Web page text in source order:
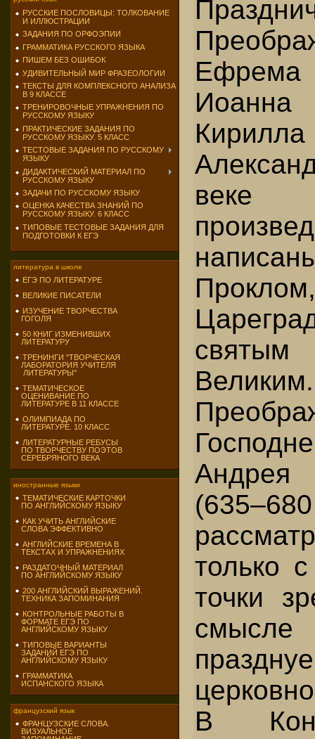
РУССКИЕ ПОСЛОВИЦЫ: ТОЛКОВАНИЕ
И ИЛЛЮСТРАЦИИ
ЗАДАНИЯ ПО ОРФОЭПИИ
ГРАММАТИКА РУССКОГО ЯЗЫКА
ПИШЕМ БЕЗ ОШИБОК
УДИВИТЕЛЬНЫЙ МИР ФРАЗЕОЛОГИИ
ТЕКСТЫ ДЛЯ КОМПЛЕКСНОГО АНАЛИЗА
В 9 КЛАССЕ
ТРЕНИРОВОЧНЫЕ УПРАЖНЕНИЯ ПО
РУССКОМУ ЯЗЫКУ
ПРАКТИЧЕСКИЕ ЗАДАНИЯ ПО
РУССКОМУ ЯЗЫКУ. 5 КЛАСС
ТЕСТОВЫЕ ЗАДАНИЯ ПО РУССКОМУ
ЯЗЫКУ
ДИДАКТИЧЕСКИЙ МАТЕРИАЛ ПО
РУССКОМУ ЯЗЫКУ
ЗАДАЧИ ПО РУССКОМУ ЯЗЫКУ
ОЦЕНКА КАЧЕСТВА ЗНАНИЙ ПО
РУССКОМУ ЯЗЫКУ. 6 КЛАСС
ТИПОВЫЕ ТЕСТОВЫЕ ЗАДАНИЯ ДЛЯ
ПОДГОТОВКИ К ЕГЭ
литература в школе
ЕГЭ ПО ЛИТЕРАТУРЕ
ВЕЛИКИЕ ПИСАТЕЛИ
ИЗУЧЕНИЕ ТВОРЧЕСТВА
ГОГОЛЯ
50 КНИГ ИЗМЕНИВШИХ
ЛИТЕРАТУРУ
ТРЕНИНГИ "ТВОРЧЕСКАЯ
ЛАБОРАТОРИЯ УЧИТЕЛЯ
ЛИТЕРАТУРЫ"
ТЕМАТИЧЕСКОЕ
ОЦЕНИВАНИЕ ПО
ЛИТЕРАТУРЕ В 11 КЛАССЕ
ОЛИМПИАДА ПО
ЛИТЕРАТУРЕ. 10 КЛАСС
ЛИТЕРАТУРНЫЕ РЕБУСЫ
ПО ТВОРЧЕСТВУ ПОЭТОВ
СЕРЕБРЯНОГО ВЕКА
иностранные языки
ТЕМАТИЧЕСКИЕ КАРТОЧКИ
ПО АНГЛИЙСКОМУ ЯЗЫКУ
КАК УЧИТЬ АНГЛИЙСКИЕ
СЛОВА ЭФФЕКТИВНО
АНГЛИЙСКИЕ ВРЕМЕНА В
ТЕКСТАХ И УПРАЖНЕНИЯХ
РАЗДАТОЧНЫЙ МАТЕРИАЛ
ПО АНГЛИЙСКОМУ ЯЗЫКУ
200 АНГЛИЙСКИЙ ВЫРАЖЕНИЙ.
ТЕХНИКА ЗАПОМИНАНИЯ
КОНТРОЛЬНЫЕ РАБОТЫ В
ФОРМАТЕ ЕГЭ ПО
АНГЛИЙСКОМУ ЯЗЫКУ
ТИПОВЫЕ ВАРИАНТЫ
ЗАДАНИЙ ЕГЭ ПО
АНГЛИЙСКОМУ ЯЗЫКУ
ГРАММАТИКА
ИСПАНСКОГО ЯЗЫКА
французский язык
ФРАНЦУЗСКИЕ СЛОВА.
ВИЗУАЛЬНОЕ
Иоанна
Кирилла
веке
только
точки
В